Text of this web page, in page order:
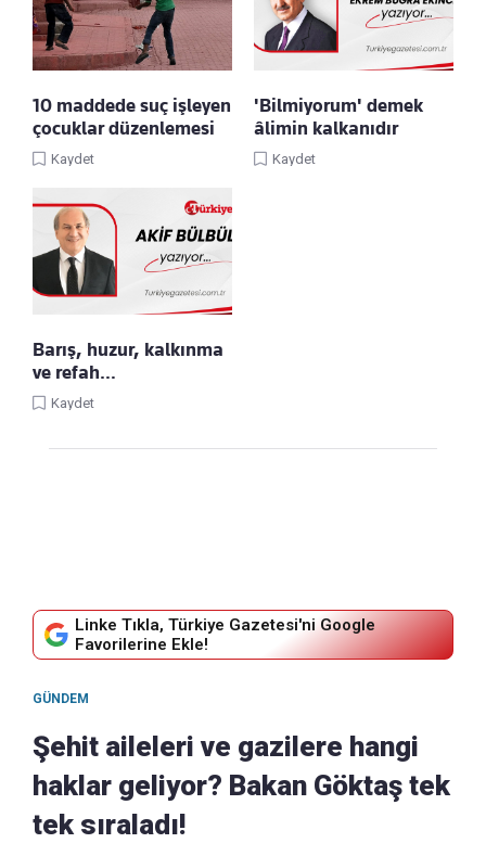
10 maddede suç işleyen
çocuklar düzenlemesi
Kaydet
'Bilmiyorum' demek
âlimin kalkanıdır
Kaydet
Barış, huzur, kalkınma
ve refah…
Kaydet
Linke Tıkla, Türkiye Gazetesi'ni Google
Favorilerine Ekle!
GÜNDEM
Şehit aileleri ve gazilere hangi
haklar geliyor? Bakan Göktaş tek
tek sıraladı!